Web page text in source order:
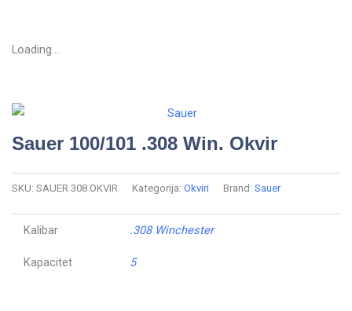
Loading...
Sauer 100/101 .308 Win. Okvir
SKU: SAUER 308 OKVIR Kategorija: Okviri Brand: Sauer
Kalibar .308 Winchester
Kapacitet 5